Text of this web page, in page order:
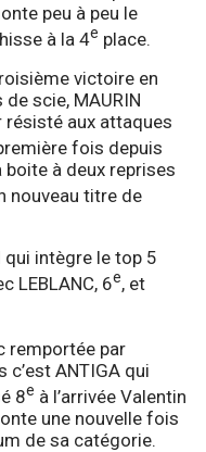
peu à peu le
à la 4e place.
victoire en
scie, MAURIN
résisté aux attaques
fois depuis
boite à deux reprises
nouveau titre de
qui intègre le top 5
LEBLANC, 6e, et
remportée par
c’est ANTIGA qui
8e à l’arrivée Valentin
une nouvelle fois
de sa catégorie.